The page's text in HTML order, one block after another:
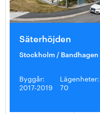
Säterhöjden
Stockholm / Bandhagen
Byggår:
2017-2019
Lägenheter:
70